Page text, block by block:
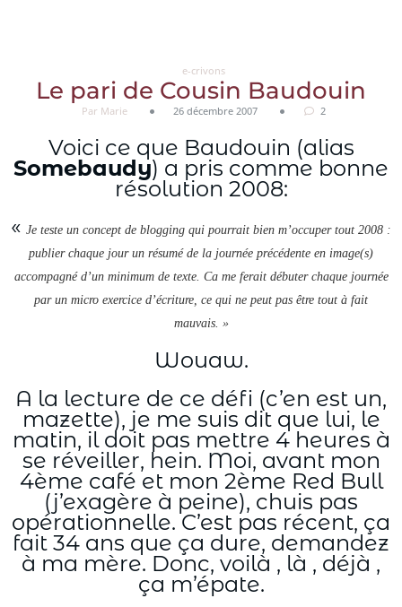
e-crivons
Le pari de Cousin Baudouin
Par Marie 26 décembre 2007 2
Voici ce que Baudouin (alias
Somebaudy) a pris comme bonne
résolution 2008:
« Je teste un concept de blogging qui pourrait bien m’occuper tout 2008 :
publier chaque jour un résumé de la journée précédente en image(s)
accompagné d’un minimum de texte. Ca me ferait débuter chaque journée
par un micro exercice d’écriture, ce qui ne peut pas être tout à fait
mauvais. »
Wouaw.
A la lecture de ce défi (c’en est un,
mazette), je me suis dit que lui, le
matin, il doit pas mettre 4 heures à
se réveiller, hein. Moi, avant mon
4ème café et mon 2ème Red Bull
(j’exagère à peine), chuis pas
opérationnelle. C’est pas récent, ça
fait 34 ans que ça dure, demandez
à ma mère. Donc, voilà , là , déjà ,
ça m’épate.